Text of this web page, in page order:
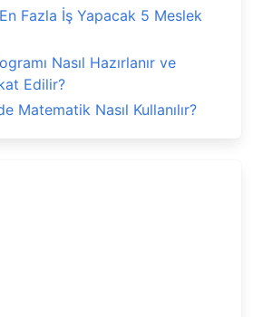
Fazla İş Yapacak 5 Meslek
Nasıl Hazırlanır ve
Edilir?
Matematik Nasıl Kullanılır?